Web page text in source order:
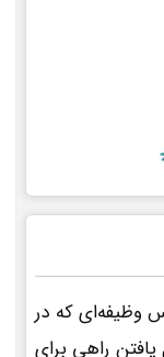
وظیفه‌ای که در
یافتن راهی برای